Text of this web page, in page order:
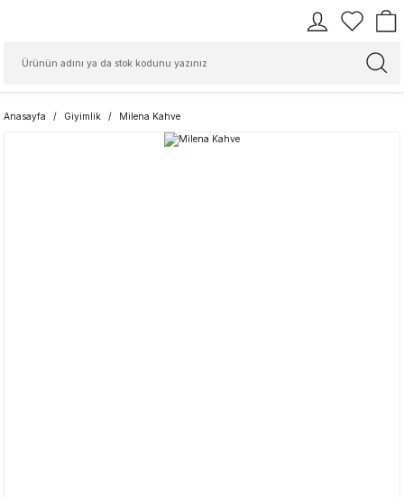
Anasayfa Giyimlik Milena Kahve